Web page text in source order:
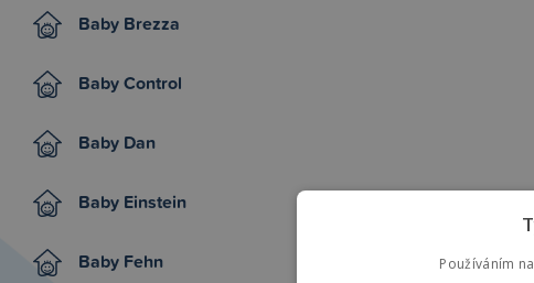
Baby Brezza
Baby Control
Baby Dan
Baby Einstein
Baby Fehn
Používáním